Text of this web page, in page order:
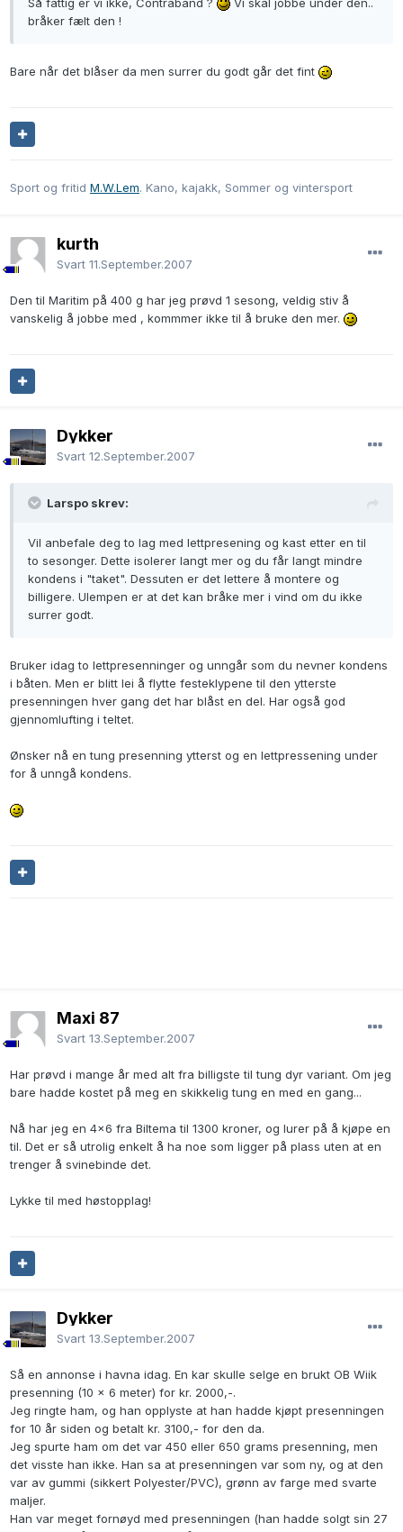
Så fattig er vi ikke, Contraband ?
Vi skal jobbe under den..
bråker fælt den !
Bare når det blåser da men surrer du godt går det fint
Sport og fritid M.W.Lem. Kano, kajakk, Sommer og vintersport
kurth
Svart 11.September.2007
Den til Maritim på 400 g har jeg prøvd 1 sesong, veldig stiv å
vanskelig å jobbe med , kommmer ikke til å bruke den mer.
Dykker
Svart 12.September.2007
Larspo skrev:
Vil anbefale deg to lag med lettpresening og kast etter en til
to sesonger. Dette isolerer langt mer og du får langt mindre
kondens i "taket". Dessuten er det lettere å montere og
billigere. Ulempen er at det kan bråke mer i vind om du ikke
surrer godt.
Bruker idag to lettpresenninger og unngår som du nevner kondens
i båten. Men er blitt lei å flytte festeklypene til den ytterste
presenningen hver gang det har blåst en del. Har også god
gjennomlufting i teltet.
Ønsker nå en tung presenning ytterst og en lettpressening under
for å unngå kondens.
Maxi 87
Svart 13.September.2007
Har prøvd i mange år med alt fra billigste til tung dyr variant. Om jeg
bare hadde kostet på meg en skikkelig tung en med en gang...
Nå har jeg en 4x6 fra Biltema til 1300 kroner, og lurer på å kjøpe en
til. Det er så utrolig enkelt å ha noe som ligger på plass uten at en
trenger å svinebinde det.
Lykke til med høstopplag!
Dykker
Svart 13.September.2007
Så en annonse i havna idag. En kar skulle selge en brukt OB Wiik
presenning (10 x 6 meter) for kr. 2000,-.
Jeg ringte ham, og han opplyste at han hadde kjøpt presenningen
for 10 år siden og betalt kr. 3100,- for den da.
Jeg spurte ham om det var 450 eller 650 grams presenning, men
det visste han ikke. Han sa at presenningen var som ny, og at den
var av gummi (sikkert Polyester/PVC), grønn av farge med svarte
maljer.
Han var meget fornøyd med presenningen (han hadde solgt sin 27